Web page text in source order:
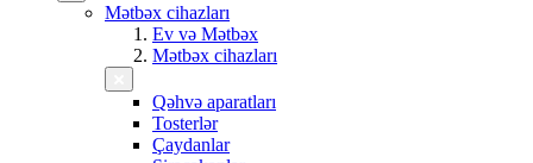
Mətbəx cihazları
Ev və Mətbəx
Mətbəx cihazları
Qəhvə aparatları
Tosterlər
Çaydanlar